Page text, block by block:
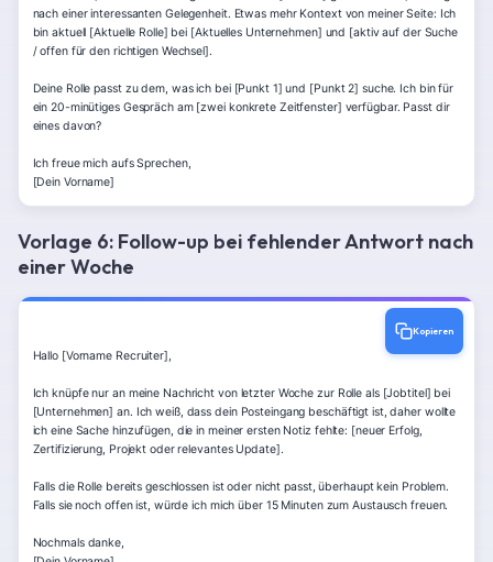
nach einer interessanten Gelegenheit. Etwas mehr Kontext von meiner Seite: Ich
bin aktuell [Aktuelle Rolle] bei [Aktuelles Unternehmen] und [aktiv auf der Suche
/ offen für den richtigen Wechsel].
Deine Rolle passt zu dem, was ich bei [Punkt 1] und [Punkt 2] suche. Ich bin für
ein 20-minütiges Gespräch am [zwei konkrete Zeitfenster] verfügbar. Passt dir
eines davon?
Ich freue mich aufs Sprechen,
[Dein Vorname]
Vorlage 6: Follow-up bei fehlender Antwort nach
einer Woche
Kopieren
Hallo [Vorname Recruiter],
Ich knüpfe nur an meine Nachricht von letzter Woche zur Rolle als [Jobtitel] bei
[Unternehmen] an. Ich weiß, dass dein Posteingang beschäftigt ist, daher wollte
ich eine Sache hinzufügen, die in meiner ersten Notiz fehlte: [neuer Erfolg,
Zertifizierung, Projekt oder relevantes Update].
Falls die Rolle bereits geschlossen ist oder nicht passt, überhaupt kein Problem.
Falls sie noch offen ist, würde ich mich über 15 Minuten zum Austausch freuen.
Nochmals danke,